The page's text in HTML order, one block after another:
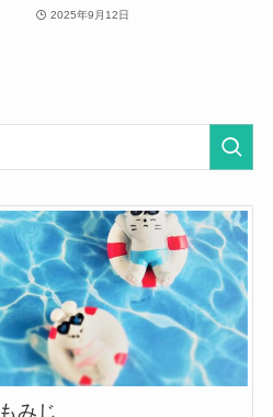
2025年9月12日
もみじ